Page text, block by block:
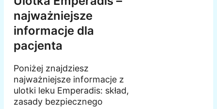
najważniejsze
informacje dla
pacjenta
Poniżej znajdziesz
najważniejsze informacje z
ulotki leku Emperadis: skład,
zasady bezpiecznego